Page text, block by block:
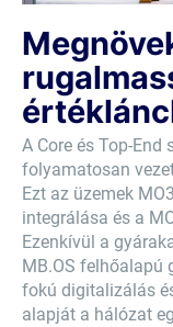
A Core és Top-
folyamatosan
Ezt az üzemek
integrálása és a
Ezenkívül a
MB.OS felhőalapú
fokú digitalizálás
alapját a hálózat